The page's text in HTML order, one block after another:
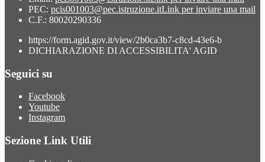
PEC: pcis001003@pec.istruzione.itLink per inviare una mail
C.F.: 80020290336
https://form.agid.gov.it/view/2b0ca3b7-c8cd-43e6-b
DICHIARAZIONE DI ACCESSIBILITA' AGID
Seguici su
Facebook
Youtube
Instagram
Sezione Link Utili